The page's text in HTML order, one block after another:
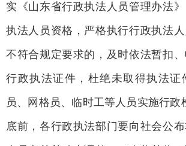
实《山东省行政执法人员管理办法
执法人员资格，严格执行行政执法
不符合规定要求的，及时依法暂扣
行政执法证件，杜绝未取得执法证
员、网格员、临时工等人员实施行政
底前，各行政执法部门要向社会公